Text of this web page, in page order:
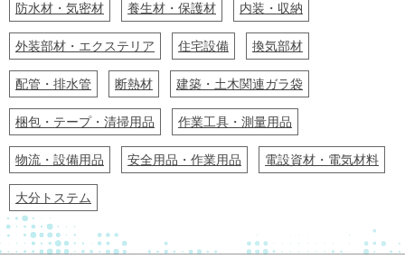
防水材・気密材 養生材・保護材 内装・収納
外装部材・エクステリア 住宅設備 換気部材
配管・排水管 断熱材 建築・土木関連ガラ袋
梱包・テープ・清掃用品 作業工具・測量用品
物流・設備用品 安全用品・作業用品 電設資材・電気材料
大分トステム